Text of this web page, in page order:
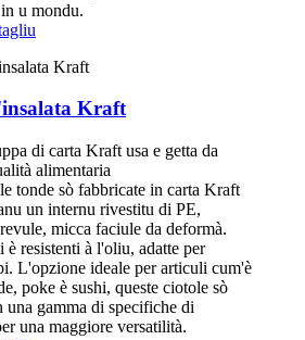
u mondu.
Kraft
di carta Kraft usa e getta da
alimentaria
tonde sò fabbricate in carta Kraft
un internu rivestitu di PE,
micca faciule da deformà.
è resistenti à l'oliu, adatte per
L'opzione ideale per articuli cum'è
poke è sushi, queste ciotole sò
gamma di specifiche di
una maggiore versatilità.